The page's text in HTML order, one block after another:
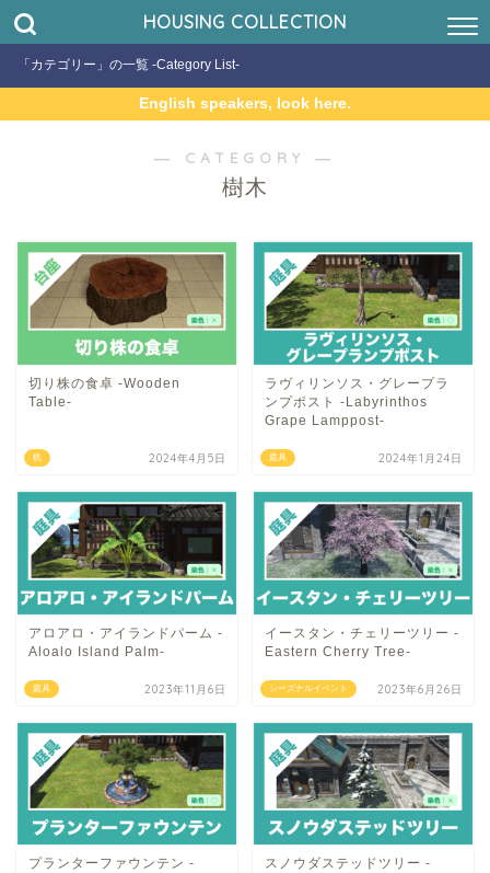
HOUSING COLLECTION
「カテゴリー」の一覧 -Category List-
English speakers, look here.
― CATEGORY ―
樹木
机
切り株の食卓 -Wooden
Table-
2024年4月5日 庭具
ラヴィリンソス・グレープラ
ンプポスト -Labyrinthos
Grape Lamppost-
2024年1月24日
庭具
アロアロ・アイランドパーム -
Aloalo Island Palm-
2023年11月6日 シーズナルイベント
イースタン・チェリーツリー -
Eastern Cherry Tree-
2023年6月26日
プランターファウンテン -
スノウダステッドツリー -